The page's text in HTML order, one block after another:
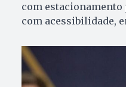
com estacionamento
com acessibilidade,